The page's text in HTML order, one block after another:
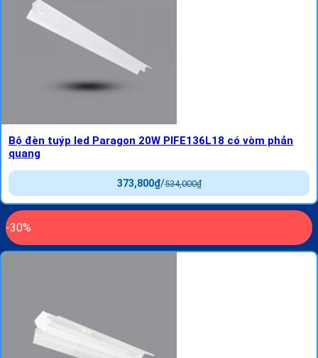
Bộ đèn tuýp led Paragon 20W PIFE136L18 có vòm phản
quang
534,000₫
/
373,800₫
-30%